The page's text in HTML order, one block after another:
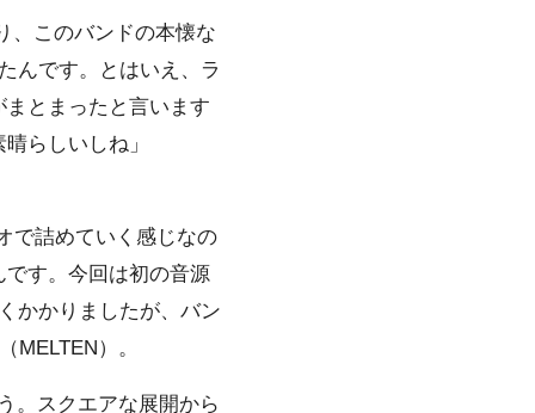
、このバンドの本懐な
んです。とはいえ、ラ
とまったと言います
らしいしね」
で詰めていく感じなの
す。今回は初の音源
かかりましたが、バン
MELTEN）。
。スクエアな展開から